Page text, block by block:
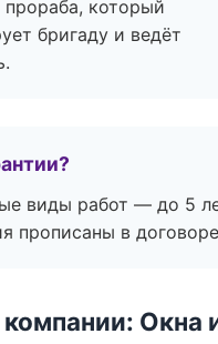
прораба, который
бригаду и ведёт
виды работ — до 5
прописаны в
Окна